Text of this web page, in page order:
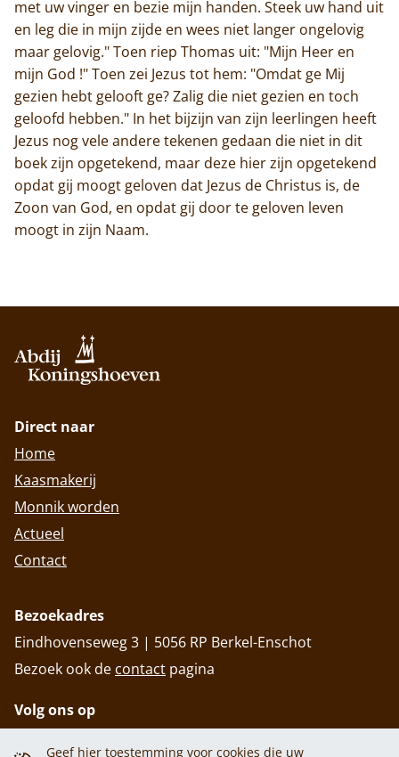
Geef hier toestemming voor cookies die uw
met uw vinger en bezie mijn handen. Steek uw hand uit
en leg die in mijn zijde en wees niet langer ongelovig
maar gelovig." Toen riep Thomas uit: "Mijn Heer en
mijn God !" Toen zei Jezus tot hem: "Omdat ge Mij
gezien hebt gelooft ge? Zalig die niet gezien en toch
geloofd hebben." In het bijzijn van zijn leerlingen heeft
Jezus nog vele andere tekenen gedaan die niet in dit
boek zijn opgetekend, maar deze hier zijn opgetekend
opdat gij moogt geloven dat Jezus de Christus is, de
Zoon van God, en opdat gij door te geloven leven
moogt in zijn Naam.
Direct naar
Home
Kaasmakerij
Monnik worden
Actueel
Contact
Bezoekadres
Eindhovenseweg 3 | 5056 RP Berkel-Enschot
Bezoek ook de contact pagina
Volg ons op